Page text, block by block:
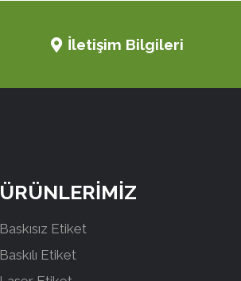
İletişim Bilgileri
ÜRÜNLERİMİZ
Baskısız Etiket
Baskılı Etiket